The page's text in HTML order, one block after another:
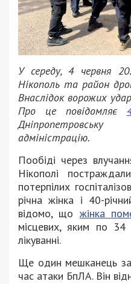
У середу, 4 червня
Нікополь та район
Внаслідок ворожих
Про це повідомляє
адміністрацію.
Пообіді через
Нікополі
потерпілих
річна жінка і 40-
відомо, що жінка
місцевих, яким по
лікуванні.
Ще один мешканець
час атаки БпЛА. Він